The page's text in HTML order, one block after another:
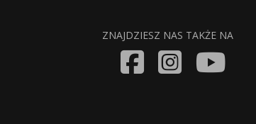
ZNAJDZIESZ NAS TAKŻE NA